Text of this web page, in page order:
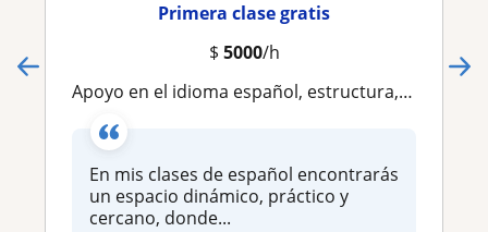
Primera clase gratis
$ 5000/h
Apoyo en el idioma español, estructura, y gramática
En mis clases de español encontrarás
un espacio dinámico, práctico y
cercano, donde...